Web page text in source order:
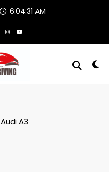
6:04:32 AM
Audi A3